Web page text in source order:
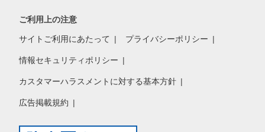
ご利用上の注意
サイトご利用にあたって プライバシーポリシー
情報セキュリティポリシー
カスタマーハラスメントに対する基本方針
広告掲載規約